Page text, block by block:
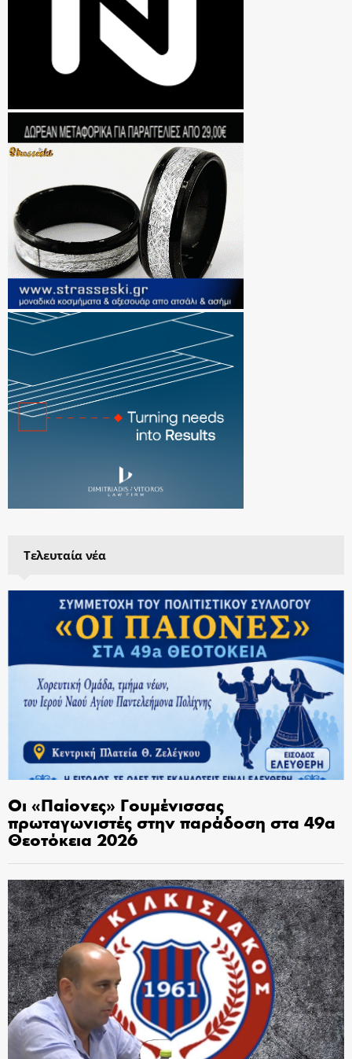
Τελευταία νέα
Οι «Παίονες» Γουμένισσας
πρωταγωνιστές στην παράδοση στα 49α
Θεοτόκεια 2026